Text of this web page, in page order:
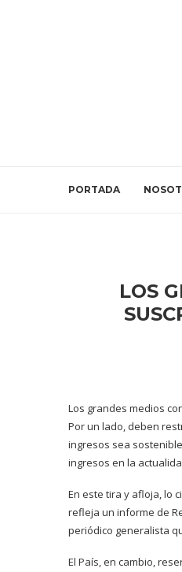
PORTADA
LOS
Los grandes medios
Por un lado, deben
ingresos sea
ingresos en la
En este tira y afloja, lo
refleja un informe de
periódico generalista
El País, en cambio,